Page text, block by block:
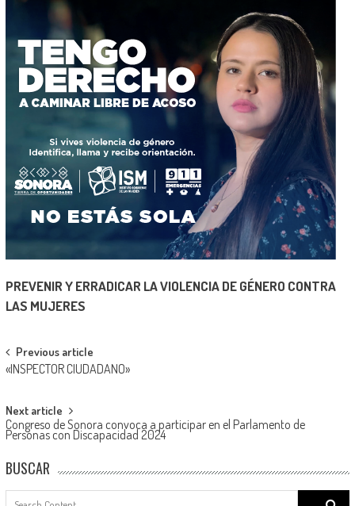
PREVENIR Y ERRADICAR LA VIOLENCIA DE GÉNERO CONTRA
LAS MUJERES
Post
navigation
Previous article
«INSPECTOR CIUDADANO»
Next article
Congreso de Sonora convoca a participar en el Parlamento de
Personas con Discapacidad 2024
BUSCAR
Search